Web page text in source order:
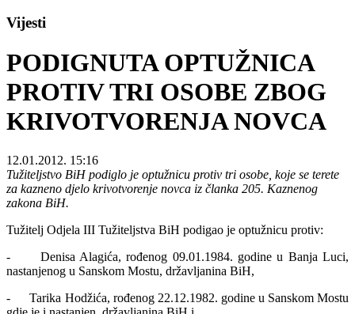
Vijesti
PODIGNUTA OPTUŽNICA
PROTIV TRI OSOBE ZBOG
KRIVOTVORENJA NOVCA
12.01.2012. 15:16
Tužiteljstvo BiH podiglo je optužnicu protiv tri osobe, koje se terete
za kazneno djelo krivotvorenje novca iz članka 205. Kaznenog
zakona BiH.
Tužitelj Odjela III Tužiteljstva BiH podigao je optužnicu protiv:
- Denisa Alagića, rođenog 09.01.1984. godine u Banja Luci,
nastanjenog u Sanskom Mostu, državljanina BiH,
- Tarika Hodžića, rođenog 22.12.1982. godine u Sanskom Mostu